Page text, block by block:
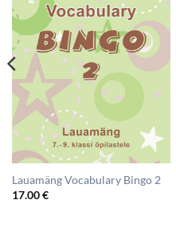
Lauamäng Vocabulary Bingo 2
17.00€